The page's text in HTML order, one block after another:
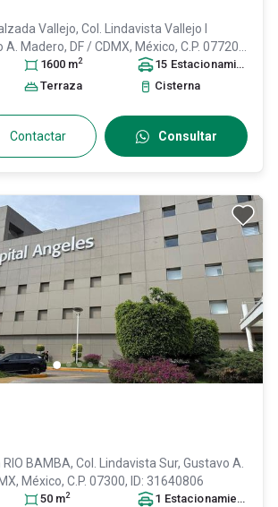
Vallejo, Col. Lindavista Vallejo I
A. Madero, DF / CDMX, México, C.P. 07720
1600 m2 15 Estacionamiento
Terraza Cisterna
Contactar Consultar
RIO BAMBA, Col. Lindavista Sur, Gustavo A.
, México, C.P. 07300, ID: 31640806
50 m2 1 Estacionamiento